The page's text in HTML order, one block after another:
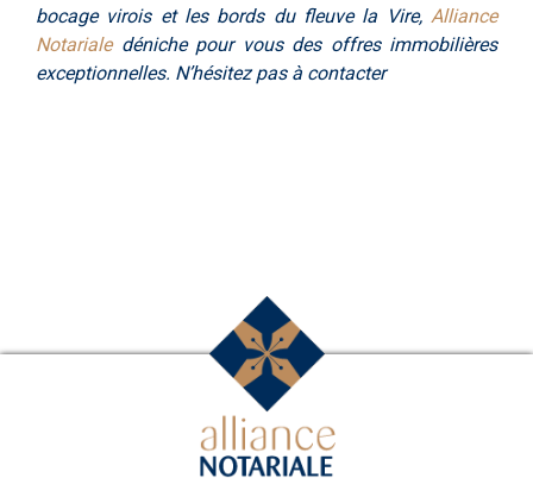
bocage virois et les bords du fleuve la Vire, Alliance
Notarialedéniche pour vous des offres immobilières
exceptionnelles. N’hésitez pas à contacter